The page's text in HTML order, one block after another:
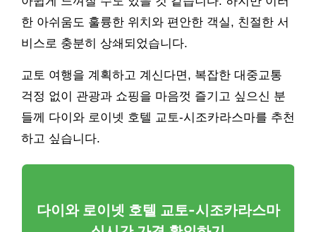
한 아쉬움도 훌륭한 위치와 편안한 객실, 친절한 서
비스로 충분히 상쇄되었습니다.
교토 여행을 계획하고 계신다면, 복잡한 대중교통
걱정 없이 관광과 쇼핑을 마음껏 즐기고 싶으신 분
들께 다이와 로이넷 호텔 교토-시조카라스마를 추천
하고 싶습니다.
다이와 로이넷 호텔 교토-시조카라스마